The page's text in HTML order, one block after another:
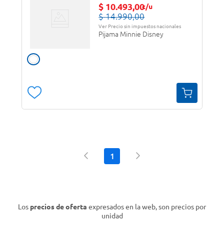
$ 10.493,00c/u
$ 14.990,00
Ver Precio sin impuestos nacionales
Pijama Minnie Disney
1
Los precios de oferta expresados en la web, son precios por
unidad